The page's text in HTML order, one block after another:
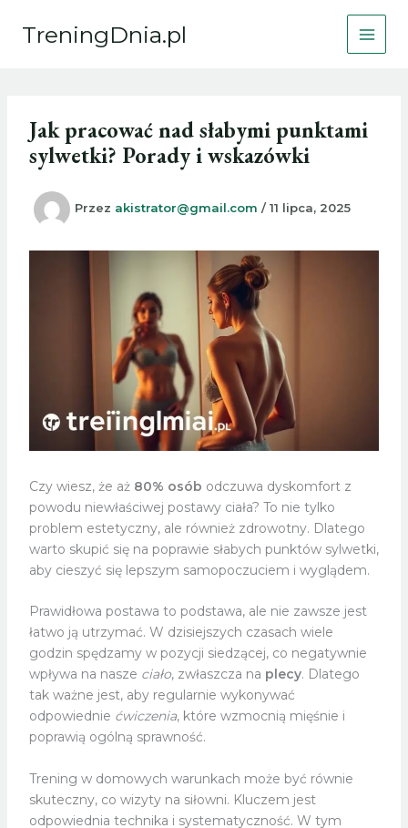
TreningDnia.pl
Jak pracować nad słabymi punktami
sylwetki? Porady i wskazówki
Przez akistrator@gmail.com /11 lipca, 2025
Czy wiesz, że aż 80% osób odczuwa dyskomfort z
powodu niewłaściwej postawy ciała? To nie tylko
problem estetyczny, ale również zdrowotny. Dlatego
warto skupić się na poprawie słabych punktów sylwetki,
aby cieszyć się lepszym samopoczuciem i wyglądem.
Prawidłowa postawa to podstawa, ale nie zawsze jest
łatwo ją utrzymać. W dzisiejszych czasach wiele
godzin spędzamy w pozycji siedzącej, co negatywnie
wpływa na nasze ciało, zwłaszcza na plecy. Dlatego
tak ważne jest, aby regularnie wykonywać
odpowiednie ćwiczenia, które wzmocnią mięśnie i
poprawią ogólną sprawność.
Trening w domowych warunkach może być równie
skuteczny, co wizyty na siłowni. Kluczem jest
odpowiednia technika i systematyczność. W tym